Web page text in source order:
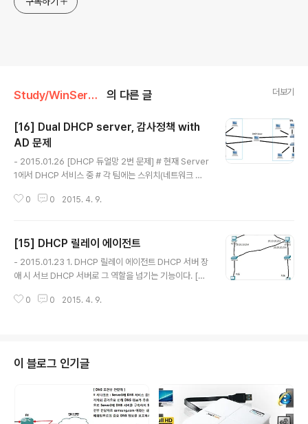
Study/WinServer 의 다른 글 더보기
[16] Dual DHCP server, 감사정책 with
AD 문제
- 2015.01.26 [DHCP 듀얼망 2번 문제] # 현재 Server
1에서 DHCP 서비스 중 # 각 팀에는 스위치(네트워크 장
비) 100.100.100.X대역 할당 # 경영팀 두 개의 스위치(네
HCP 설정은 1개씩만 진행 [도메인 사용자 감사 정책 with
AD 문제] # 짝궁과 실습 # 브릿지 네트워크 1. 서로 Serv
er1에 AD DS 설치 - 서로 원하는 도메인으로 설정 2. itb
문자P 숫자0 나머지 소문자) 3. Client1을 ..
0 0 2015. 4. 9.
[15] DHCP 릴레이 에이전트
- 2015.01.23 1. DHCP 릴레이 에이전트 DHCP 서버 장
애 시 서브 DHCP 서버로 그 역할을 넘기는 기능이다. [역
및 액세스 서비스 체크 - 라우팅 및 원격 액세스 서비스 체
VER1 왼쪽 그림에 초록 위 화살표 생김 : 정상적으로 활성
화 됨 SERVER1 - IPv4 - 일반 우클릭 - 새 라우팅 프로토
콜 - DHCP 릴레이 에이전트 - DHCP 릴레이 에이전트
우클릭 - 새 인터페이스 - 릴레이 시킬 인터페이스 선택 -
홉 수 임..
0 0 2015. 4. 9.
이 블로그 인기글